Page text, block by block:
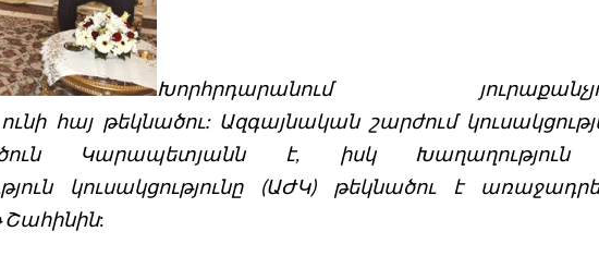
Խորհրդարանում
ունի հայ թեկնածու: Ազգայնական շարժում
Կարապետյանն է, իսկ
կուսակցությունը (ԱԺԿ) թեկնածու է
Շահինին: